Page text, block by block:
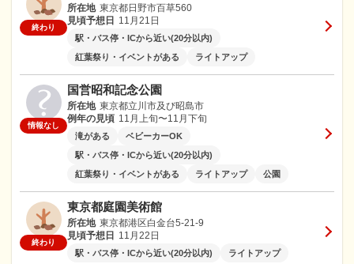
終わり
所在地 東京都日野市百草560
見頃予想日
11月21日
駅・バス停・ICから近い(20分以内)
紅葉祭り・イベントがある
ライトアップ
情報なし
国営昭和記念公園
所在地 東京都立川市及び昭島市
例年の見頃 11月上旬〜11月下旬
滝がある
ベビーカーOK
駅・バス停・ICから近い(20分以内)
紅葉祭り・イベントがある
ライトアップ 公園
終わり
東京都庭園美術館
所在地 東京都港区白金台5-21-9
見頃予想日
11月22日
駅・バス停・ICから近い(20分以内) ライトアップ